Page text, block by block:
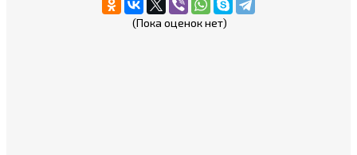
(Пока оценок нет)